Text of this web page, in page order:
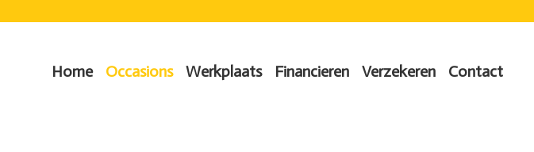
Home Occasions Werkplaats Financieren Verzekeren Contact